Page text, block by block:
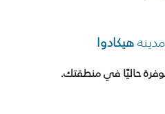
هيكادوا
حاليًا في منطقتك.